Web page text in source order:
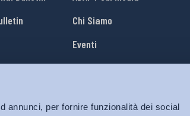
annunci, per fornire funzionalità dei social
Chi Siamo
Eventi
Lavora con Noi